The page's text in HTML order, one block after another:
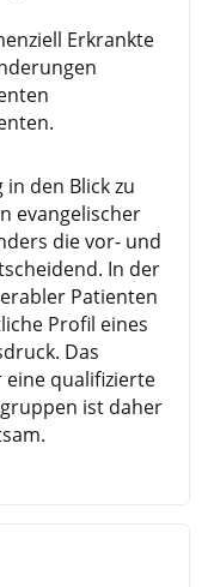
Erkrankte
den Blick zu
evangelischer
die vor- und
In der
Patienten
Profil eines
Das
qualifizierte
ist daher